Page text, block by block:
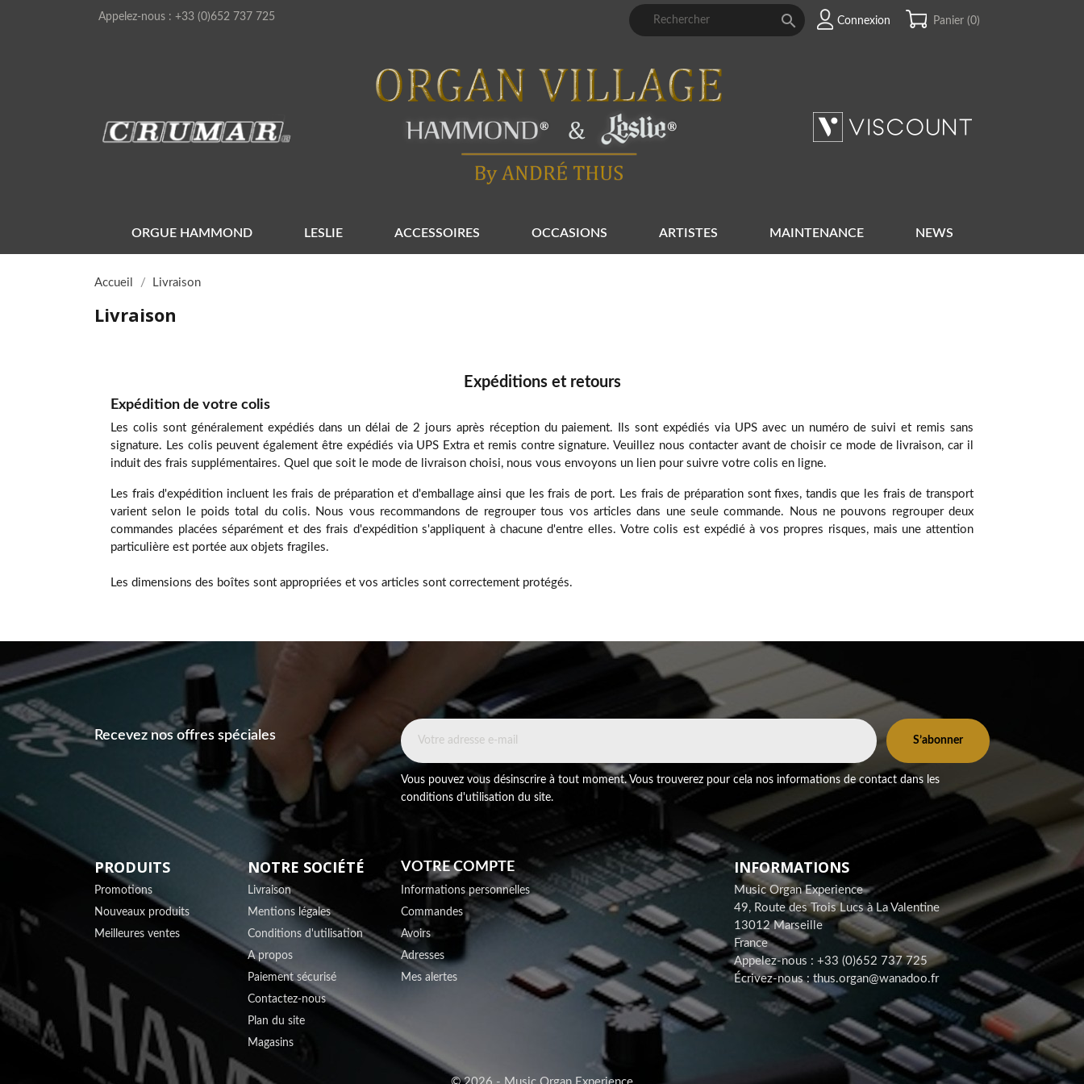
Appelez-nous : +33 (0)652 737 725  Connexion Panier (0)
ORGUE HAMMOND LESLIE ACCESSOIRES OCCASIONS ARTISTES MAINTENANCE NEWS
Accueil Livraison
Livraison
Expéditions et retours
Expédition de votre colis
Les colis sont généralement expédiés dans un délai de 2 jours après réception du paiement. Ils sont expédiés via UPS avec un numéro de suivi et remis sans
signature. Les colis peuvent également être expédiés via UPS Extra et remis contre signature. Veuillez nous contacter avant de choisir ce mode de livraison, car il
induit des frais supplémentaires. Quel que soit le mode de livraison choisi, nous vous envoyons un lien pour suivre votre colis en ligne.
Les frais d'expédition incluent les frais de préparation et d'emballage ainsi que les frais de port. Les frais de préparation sont fixes, tandis que les frais de transport
varient selon le poids total du colis. Nous vous recommandons de regrouper tous vos articles dans une seule commande. Nous ne pouvons regrouper deux
commandes placées séparément et des frais d'expédition s'appliquent à chacune d'entre elles. Votre colis est expédié à vos propres risques, mais une attention
particulière est portée aux objets fragiles.
Les dimensions des boîtes sont appropriées et vos articles sont correctement protégés.
Recevez nos offres spéciales
Vous pouvez vous désinscrire à tout moment. Vous trouverez pour cela nos informations de contact dans les
conditions d'utilisation du site.
PRODUITS
Promotions
Nouveaux produits
Meilleures ventes
NOTRE SOCIÉTÉ
Livraison
Mentions légales
Conditions d'utilisation
A propos
Paiement sécurisé
Contactez-nous
Plan du site
Magasins
VOTRE COMPTE
Informations personnelles
Commandes
Avoirs
Adresses
Mes alertes
INFORMATIONS
Music Organ Experience
49, Route des Trois Lucs à La Valentine
13012 Marseille
France
Appelez-nous : +33 (0)652 737 725
Écrivez-nous :thus.organ@wanadoo.fr